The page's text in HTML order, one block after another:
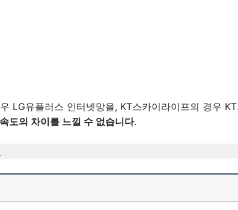
LG유플러스 인터넷망을, KT스카이라이프의 경우
도의 차이를 느낄 수 없습니다.